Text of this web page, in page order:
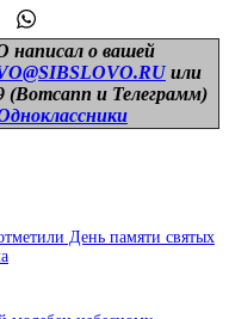
о вашей
или
(Вотсапп и Телеграмм)
День памяти святых